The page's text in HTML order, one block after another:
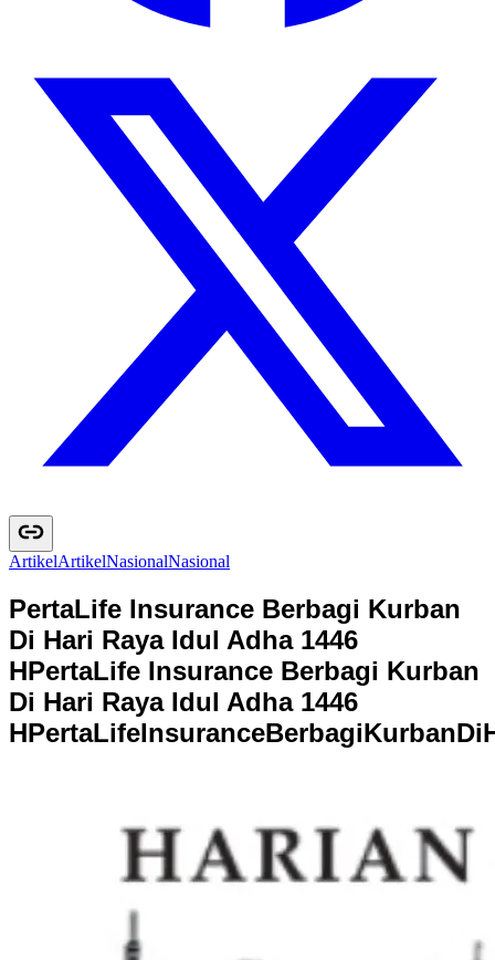
ArtikelArtikelNasionalNasional
PertaLife Insurance Berbagi Kurban
Di Hari Raya Idul Adha 1446
HPertaLife Insurance Berbagi Kurban
Di Hari Raya Idul Adha 1446
HPertaLifeInsuranceBerbagiKurbanDi